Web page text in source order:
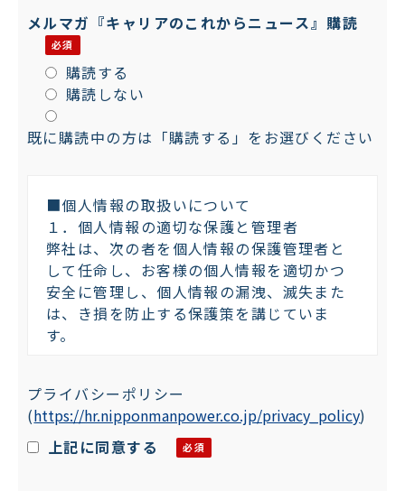
メルマガ『キャリアのこれからニュース』購読
購読する
購読しない
既に購読中の方は「購読する」をお選びください
■個人情報の取扱いについて
１．個人情報の適切な保護と管理者
弊社は、次の者を個人情報の保護管理者と
して任命し、お客様の個人情報を適切かつ
安全に管理し、個人情報の漏洩、滅失また
は、き損を防止する保護策を講じていま
す。
理者：プライバシーマーク委員会 委員長
〒101-0042 東京都千代田区神田東松下町
４７－１
TEL：03-5294-5011 FAX：03-5294-
プライバシーポリシー
(https://hr.nipponmanpower.co.jp/privacy_policy)
上記に同意する